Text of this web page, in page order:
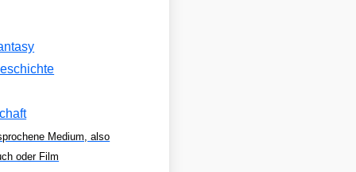
Medium, also
oder Film